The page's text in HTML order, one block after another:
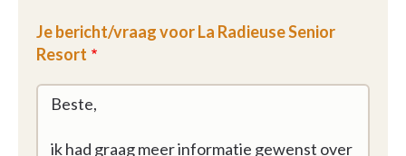
Een mooi schaduwrijk terras aan de voorzijde van de
woonkamer zal u toelaten om te ontspannen en te
genieten van de mooie dagen.
rustgevende omgeving voor de bewoners, op
Je bericht/vraag voor La Radieuse Senior
Resort